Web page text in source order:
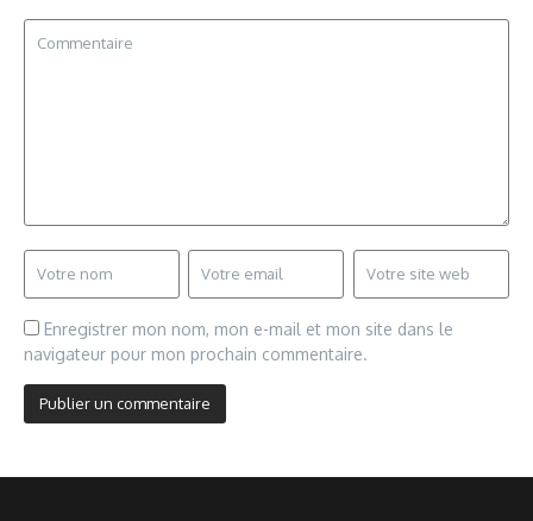
Enregistrer mon nom, mon e-mail et mon site dans le
navigateur pour mon prochain commentaire.